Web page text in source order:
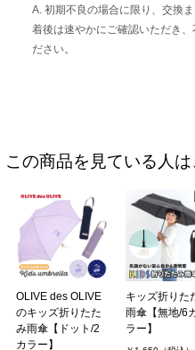
A. 初期不良の場合に限り、交換
着後は速やかにご確認いただき
ださい。
この商品を見ている人
OLIVE des OLIVE
のキッズ折りたた
み雨傘【ドット/2
カラー】
キッズ折りた
雨傘【無地/6
ラー】